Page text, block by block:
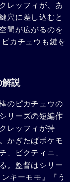
レッフィが、あ
穴に差し込むと
間が広がるのを
カチュウも鍵を
解説
のピカチュウの
リーズの短編作
レッフィが持
かぎたばポケモ
、ビクティニ、
。監督はシリー
キーモモ』『う